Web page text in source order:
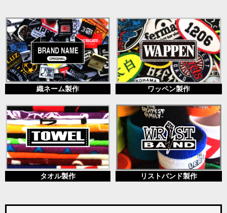
織ネーム製作 ワッペン製作
タオル製作 リストバンド製作